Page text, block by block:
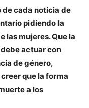
de cada noticia de
pidiendo la
las mujeres. Que la
actuar con
de género,
que la forma
a los